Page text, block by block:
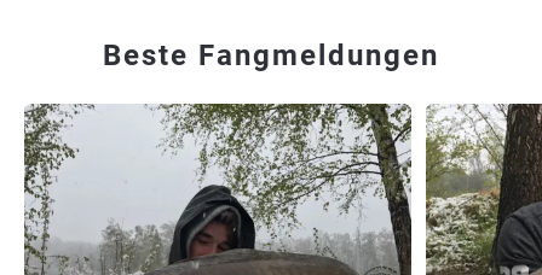
Beste Fangmeldungen